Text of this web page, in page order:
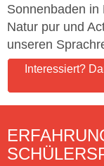
Sonnenbaden in
Natur pur und
unseren
Interessiert?